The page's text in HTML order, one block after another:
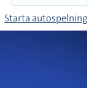
Starta autospelning